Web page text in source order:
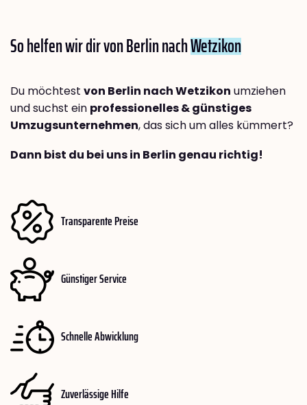
So helfen wir dir von Berlin nachWetzikon
Du möchtest von Berlin nach Wetzikon umziehen
und suchst ein professionelles & günstiges
Umzugsunternehmen, das sich um alles kümmert?
Dann bist du bei uns in Berlin genau richtig!
Transparente Preise
Günstiger Service
Schnelle Abwicklung
Zuverlässige Hilfe